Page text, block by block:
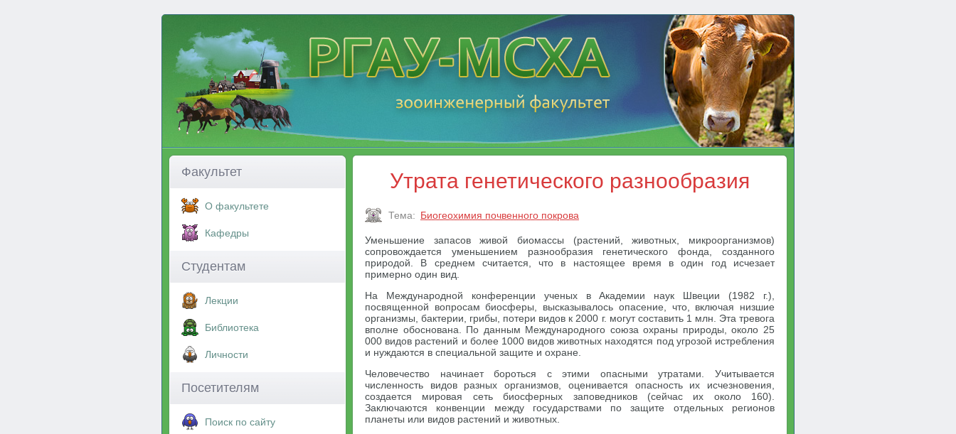
Факультет
О факультете
Кафедры
Студентам
Лекции
Библиотека
Личности
Посетителям
Поиск по сайту
Утрата генетического разнообразия
Тема: Биогеохимия почвенного покрова
Уменьшение запасов живой биомассы (растений, животных, микроорганизмов)
сопровождается уменьшением разнообразия генетического фонда, созданного
природой. В среднем считается, что в настоящее время в один год исчезает
примерно один вид.
На Международной конференции ученых в Академии наук Швеции (1982 г.),
посвященной вопросам биосферы, высказывалось опасение, что, включая низшие
организмы, бактерии, грибы, потери видов к 2000 г. могут составить 1 млн. Эта тревога
вполне обоснована. По данным Международного союза охраны природы, около 25
000 видов растений и более 1000 видов животных находятся под угрозой истребления
и нуждаются в специальной защите и охране.
Человечество начинает бороться с этими опасными утратами. Учитывается
численность видов разных организмов, оценивается опасность их исчезновения,
создается мировая сеть биосферных заповедников (сейчас их около 160).
Заключаются конвенции между государствами по защите отдельных регионов
планеты или видов растений и животных.